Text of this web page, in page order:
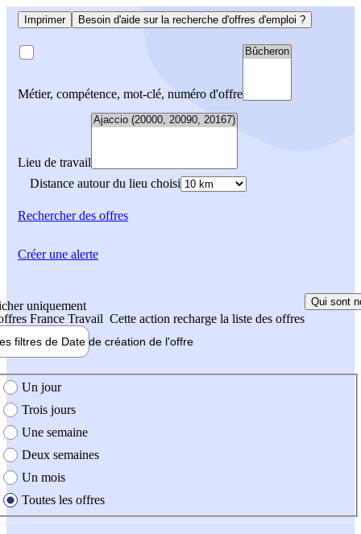
Imprimer Besoin d'aide sur la recherche d'offres d'emploi ?
Métier, compétence, mot-clé, numéro d'offre
Lieu de travail
Distance autour du lieu choisi
Rechercherdes offres
uniquement
France Travail Cette action recharge la liste des offres
Qui sont
filtres de Date de création de l'offre
création de l'offre
Un jour
Trois jours
Une semaine
Deux semaines
Un mois
Toutes les offres
Créer une alerte